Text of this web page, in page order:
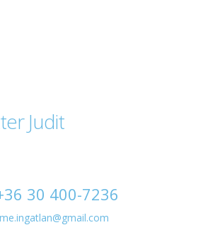
Judit
30 400-7236
me.ingatlan@gmail.com